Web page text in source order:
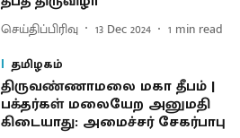
செய்திப்பிரிவு 13 Dec 2024 1 min read
தமிழகம்
திருவண்ணாமலை மகா தீபம் |
பக்தர்கள் மலையேற அனுமதி
கிடையாது: அமைச்சர் சேகர்பாபு